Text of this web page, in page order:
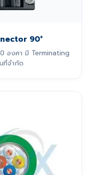
90°
องศา มี Terminating
ที่จำกัด